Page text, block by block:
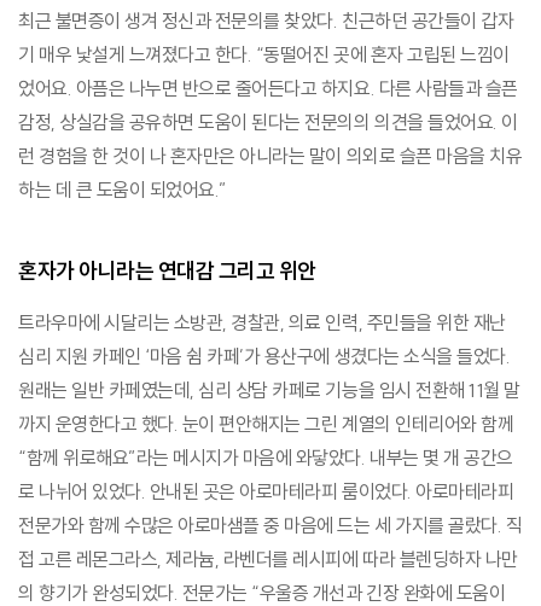
최근 불면증이 생겨 정신과 전문의를 찾았다. 친근하던 공간들이 갑자
기 매우 낯설게 느껴졌다고 한다. “동떨어진 곳에 혼자 고립된 느낌이
었어요. 아픔은 나누면 반으로 줄어든다고 하지요. 다른 사람들과 슬픈
감정, 상실감을 공유하면 도움이 된다는 전문의의 의견을 들었어요. 이
런 경험을 한 것이 나 혼자만은 아니라는 말이 의외로 슬픈 마음을 치유
하는 데 큰 도움이 되었어요.”
혼자가 아니라는 연대감 그리고 위안
트라우마에 시달리는 소방관, 경찰관, 의료 인력, 주민들을 위한 재난
심리 지원 카페인 ‘마음 쉼 카페’가 용산구에 생겼다는 소식을 들었다.
원래는 일반 카페였는데, 심리 상담 카페로 기능을 임시 전환해 11월 말
까지 운영한다고 했다. 눈이 편안해지는 그린 계열의 인테리어와 함께
“함께 위로해요”라는 메시지가 마음에 와닿았다. 내부는 몇 개 공간으
로 나뉘어 있었다. 안내된 곳은 아로마테라피 룸이었다. 아로마테라피
전문가와 함께 수많은 아로마샘플 중 마음에 드는 세 가지를 골랐다. 직
접 고른 레몬그라스, 제라늄, 라벤더를 레시피에 따라 블렌딩하자 나만
의 향기가 완성되었다. 전문가는 “우울증 개선과 긴장 완화에 도움이